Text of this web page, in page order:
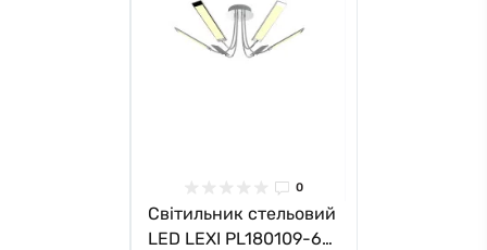
0
Світильник стельовий
LED LEXI PL180109-6C